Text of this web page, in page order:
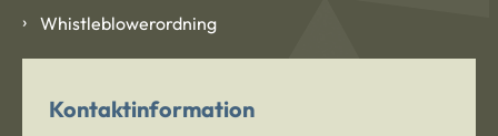
Whistleblowerordning
Kontaktinformation